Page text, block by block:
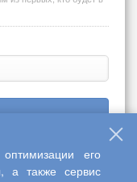
его
а также сервис